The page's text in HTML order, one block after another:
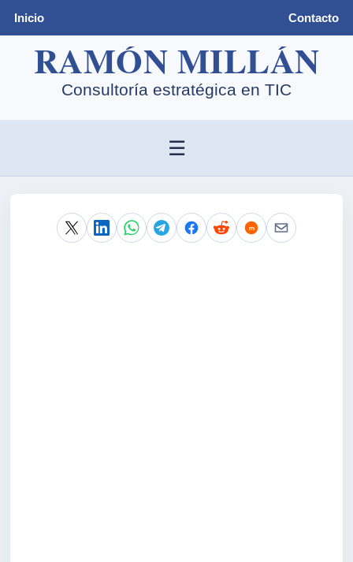
Inicio Contacto
☰